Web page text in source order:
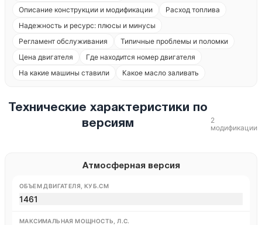
Описание конструкции и модификации
Расход топлива
Надежность и ресурс: плюсы и минусы
Регламент обслуживания
Типичные проблемы и поломки
Цена двигателя
Где находится номер двигателя
На какие машины ставили
Какое масло заливать
Технические характеристики по
версиям
2
модификации
Атмосферная версия
ОБЪЕМ ДВИГАТЕЛЯ, КУБ.СМ
1461
МАКСИМАЛЬНАЯ МОЩНОСТЬ, Л.С.